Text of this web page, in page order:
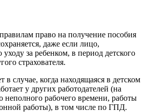
право на получение пособия
даже если лицо,
за ребенком, в период детского
страхователя.
в случае, когда находящаяся в детском
у других работодателей (на
неполного рабочего времени, работы
работы), в том числе по ГПД.